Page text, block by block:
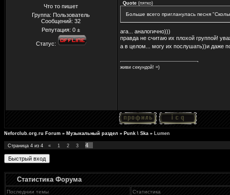
Что то пишет
Группа: Пользователь
Сообщений:32
Репутация:0 ±
Статус:
Quote (пятко)
Больше всего пригланулась песня
ага... аналогично)))
правда не считаю их плохой группой!
а в целом... могу их послушать))и даже
живи секундой! =)
Neforclub.org.ru Forum » Музыкальный раздел » Punk \ Ska » Lumen
Страница 4 из 4 « 1 2 3 4
Статистика Форума
Последнии темы Статистика